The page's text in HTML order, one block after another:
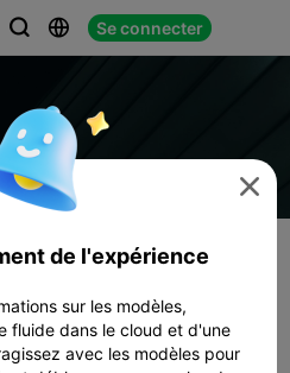
  Se connecter

de l'expérience
sur les modèles,
fluide dans le cloud et d'une
avec les modèles pour